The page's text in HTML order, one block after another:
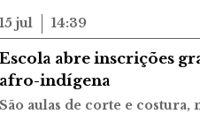
15 jul 14:39
Escola abre inscrições
afro-indígena
São aulas de corte e